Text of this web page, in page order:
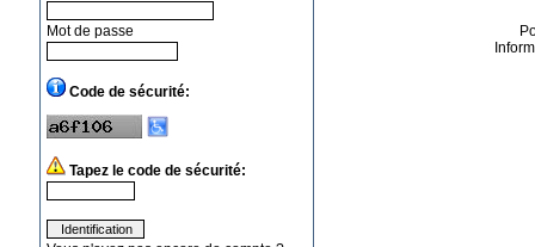
Mot de passe
Code de sécurité:
Tapez le code de sécurité: